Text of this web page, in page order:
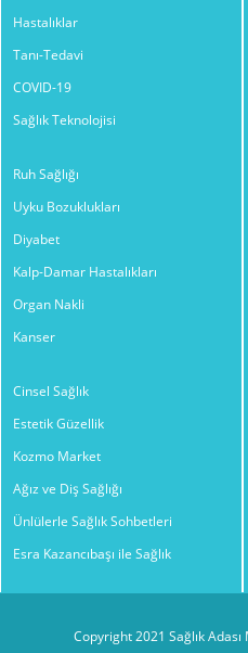
Hastalıklar
Tanı-Tedavi
COVID-19
Sağlık Teknolojisi
Ruh Sağlığı
Uyku Bozuklukları
Diyabet
Kalp-Damar Hastalıkları
Organ Nakli
Kanser
Cinsel Sağlık
Estetik Güzellik
Kozmo Market
Ağız ve Diş Sağlığı
Ünlülerle Sağlık Sohbetleri
Esra Kazancıbaşı ile Sağlık
Copyright 2021 Sağlık